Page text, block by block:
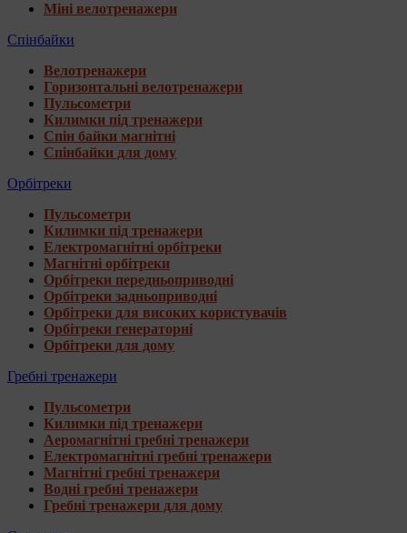
Міні велотренажери
Спінбайки
Велотренажери
Горизонтальні велотренажери
Пульсометри
Килимки під тренажери
Спін байки магнітні
Спінбайки для дому
Орбітреки
Пульсометри
Килимки під тренажери
Електромагнітні орбітреки
Магнітні орбітреки
Орбітреки передньоприводні
Орбітреки задньоприводні
Орбітреки для високих користувачів
Орбітреки генераторні
Орбітреки для дому
Гребні тренажери
Пульсометри
Килимки під тренажери
Аеромагнітні гребні тренажери
Електромагнітні гребні тренажери
Магнітні гребні тренажери
Водні гребні тренажери
Гребні тренажери для дому